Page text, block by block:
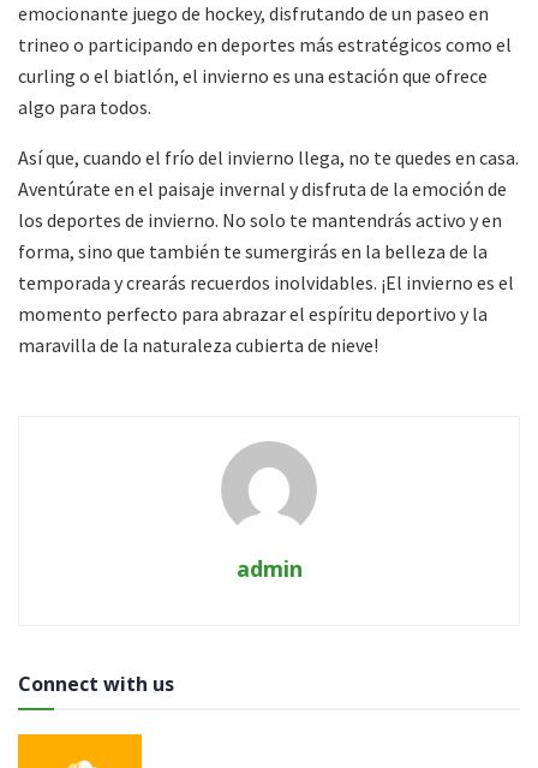
emocionante juego de hockey, disfrutando de un paseo en
trineo o participando en deportes más estratégicos como el
curling o el biatlón, el invierno es una estación que ofrece
algo para todos.
Así que, cuando el frío del invierno llega, no te quedes en casa.
Aventúrate en el paisaje invernal y disfruta de la emoción de
los deportes de invierno. No solo te mantendrás activo y en
forma, sino que también te sumergirás en la belleza de la
temporada y crearás recuerdos inolvidables. ¡El invierno es el
momento perfecto para abrazar el espíritu deportivo y la
maravilla de la naturaleza cubierta de nieve!
admin
Connect with us